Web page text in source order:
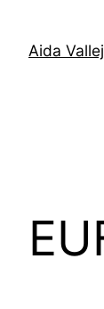
content
Aida